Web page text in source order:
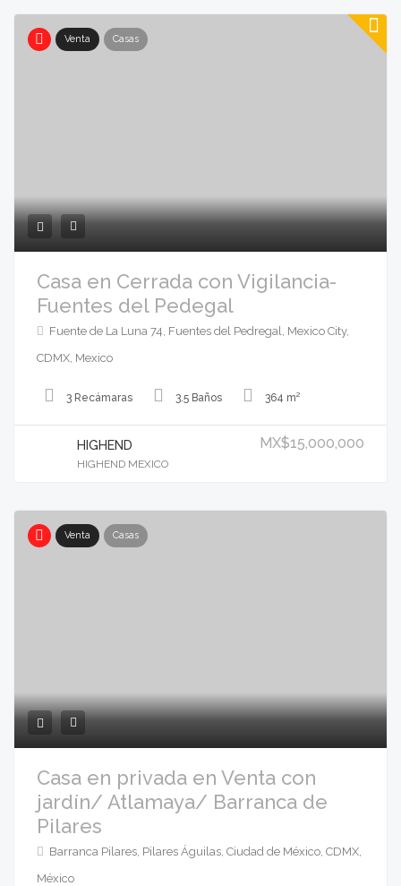
Venta Casas
Casa en Cerrada con Vigilancia-
Fuentes del Pedegal
Fuente de La Luna 74, Fuentes del Pedregal, Mexico City,
CDMX, Mexico
3 Recámaras 3.5 Baños 364 m²
HIGHEND
HIGHEND MEXICO
MX$15,000,000
Venta Casas
Casa en privada en Venta con
jardín/ Atlamaya/ Barranca de
Pilares
Barranca Pilares, Pilares Águilas, Ciudad de México, CDMX,
México